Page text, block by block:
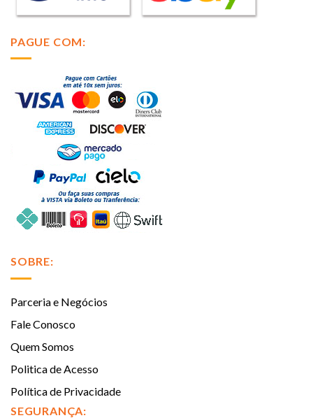
PAGUE COM:
SOBRE:
Parceria e Negócios
Fale Conosco
Quem Somos
Politica de Acesso
Política de Privacidade
SEGURANÇA: